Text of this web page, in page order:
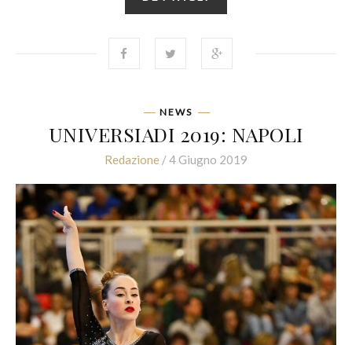
NEWS
UNIVERSIADI 2019: NAPOLI
Redazione / 4 Giugno 2019